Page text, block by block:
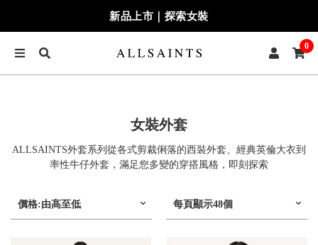
新品上市｜探索女裝
0
女裝外套
ALLSAINTS外套系列從各式剪裁俐落的西裝外套、經典英倫大衣到
率性牛仔外套，滿足您多變的穿搭風格，即刻探索
價格:由高至低 每頁顯示48個